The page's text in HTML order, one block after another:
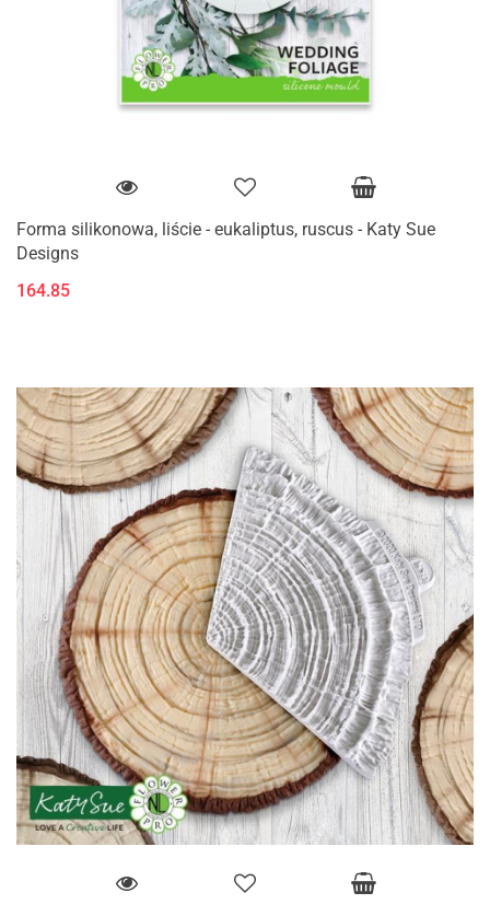
Forma silikonowa, liście - eukaliptus, ruscus - Katy Sue
Designs
164.85